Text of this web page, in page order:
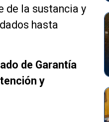
de la sustancia y
hasta
de Garantía
y